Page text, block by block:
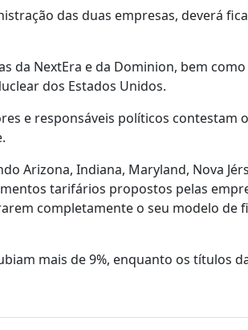
das duas empresas, deverá
da NextEra e da Dominion, bem
dos Estados Unidos.
e responsáveis políticos contestam
Arizona, Indiana, Maryland, Nova
tarifários propostos pelas
completamente o seu modelo de
mais de 9%, enquanto os títulos